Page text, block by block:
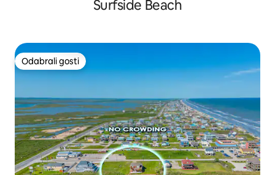
Surfside Beach
Odabrali gosti
Odabrali gosti